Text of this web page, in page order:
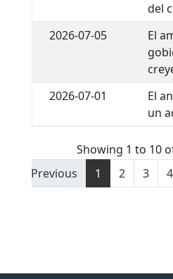
del
2026-07-05
El
2026-07-01
El
un
Showing 1 to 10
Previous
1 2 3 4